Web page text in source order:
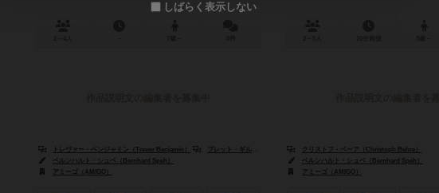
トレヴァー・ベンジャミン（Trevor Benjamin）
ブレット・ギルバート（Brett J. Gilbert）
ベルンハルト・シュペ（Bernhard Speh）
アミーゴ（AMIGO）
クリストフ・ベーア（Christoph Behre）
ベルンハルト・シュペ（Bernhard Speh）
アミーゴ（AMIGO）
しばらく表示しない